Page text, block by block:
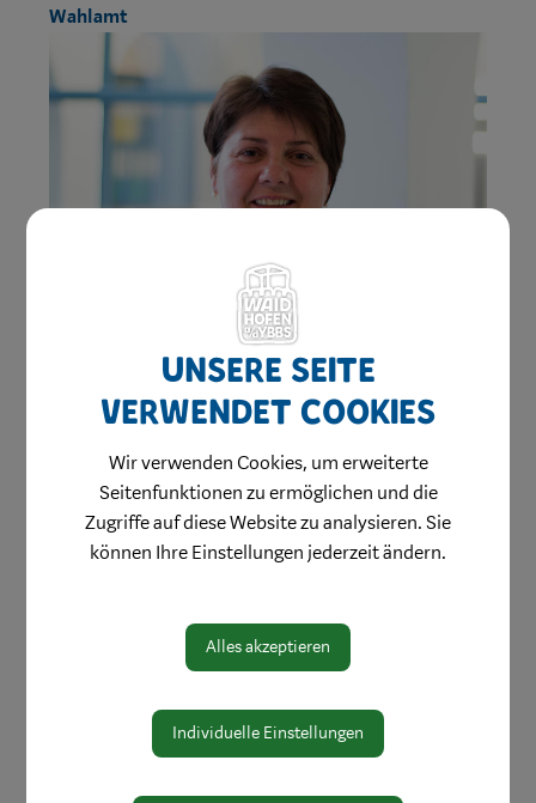
Wahlamt
Gabriela Prager
T +43 7442 511-241
gabriela.prager@waidhofen.at
Rathaus, Erdgeschoß
Referat Standes-/Staatsbürgerschaftsamt,
Unsere Seite
verwendet Cookies
Wir verwenden Cookies, um erweiterte
Seitenfunktionen zu ermöglichen und die
Zugriffe auf diese Website zu analysieren. Sie
können Ihre Einstellungen jederzeit ändern.
Alles akzeptieren
Individuelle Einstellungen